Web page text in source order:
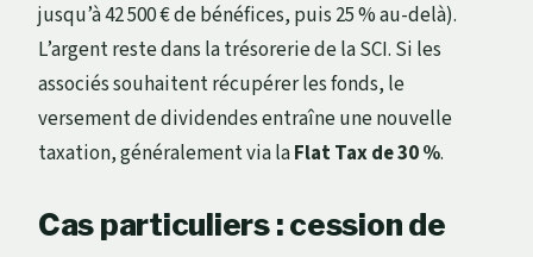
jusqu’à 42 500 € de bénéfices, puis 25 % au-delà).
L’argent reste dans la trésorerie de la SCI. Si les
associés souhaitent récupérer les fonds, le
versement de dividendes entraîne une nouvelle
taxation, généralement via laFlat Tax de 30 %.
Cas particuliers : cession de